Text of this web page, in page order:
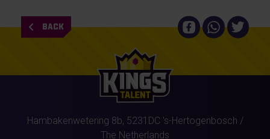
BACK
Hambakenwetering 8b, 5231DC 's-Hertogenbosch /
The Netherlands